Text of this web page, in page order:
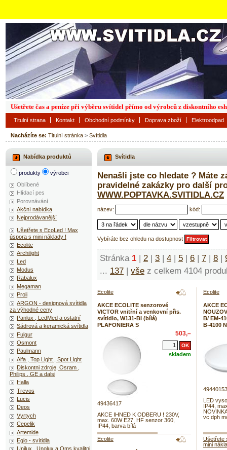
Nacházíte se: Titulní stránka > Svítidla
Svítidla
Nenašli jste co hledate ? Máte
pravidelné zakázky pro další
WWW.POPTAVKA.SVITIDLA.CZ
název: kód:
Vybíráte bez ohledu na dostupnost
Stránka 1 | 2 | 3 | 4 | 5 | 6 | 7 | 8 |
... 137 | vše z celkem 4104
Ecolite
AKCE ECOLITE senzorové
VICTOR vnitřní a venkovní přis.
svítidlo, W131-BI (bílá)
PLAFONIERA S
503,–
skladem
49436417
AKCE IHNED K ODBERU ! 230V,
max. 60W E27, HF senzor 360,
IP44, barva bílá
Ecolite
AKCE
B/ EM-
B-4100
49440153
LED
IP44,
vc dph
Ecolite
Ušetřete
mini
Nabídka produktů
produkty
výrobci
Oblíbené
Hlídací pes
Porovnávání
Akční nabídka
Nejprodávanější
Ušetřete s EcoLed ! Max
úspora s mini náklady !
Ecolite
Archilight
Led
Modus
Rabalux
Megaman
Proli
ARGON - designová svítidla
za výhodné ceny
Panlux , LedMed a ostatní
Sádrová a keramická svítidla
Fulgur
Osmont
Paulmann
Alfa , Top Light , Spot Light
Diskontni zdroje, Osram ,
Philips , GE a dalsi
Halla
Trevos
Lucis
Deos
Vyrtych
Cepelik
Artemide
Eglo - svítidla
Unilux , Unolux a Oms kvalitni
Titulní strana Kontakt Obchodní podmínky Doprava zboží Elektroodpad
Ušetřete čas a peníze při výběru svítidel přímo od výrobců z diskontního